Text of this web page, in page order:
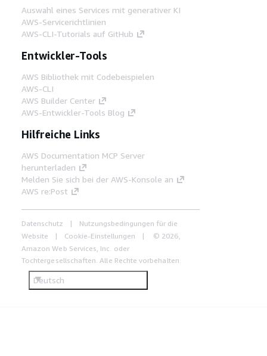
Auswahl eines Services mit generativer KI
AWS-Servicerichtlinien
AWS-CLI-Tutorials auf GitHub
Entwickler-Tools
AWS Bibliothek mit Codebeispielen
AWS-CLI
AWS Builder Center
AWS-Entwickler-Tools Blog
Hilfreiche Links
AWS Documentation MCP Server
herunterladen
Melden Sie sich bei der AWS-Konsole an
AWS re:Post
Datenschutz
Nutzungsbedingungen für die
Website
Cookie-Einstellungen
© 2026,
Amazon Web Services, Inc. oder
Tochtergesellschaften. Alle Rechte vorbehalten.
Deutsch